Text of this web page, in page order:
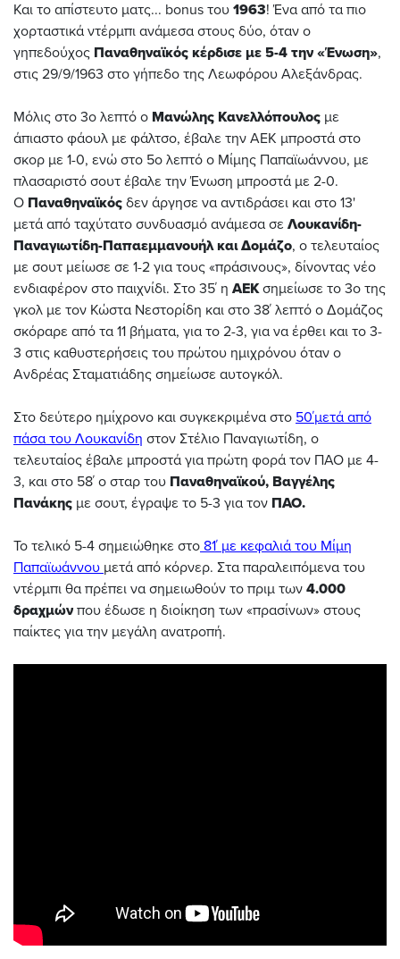
Και το απίστευτο ματς... bonus του 1963! Ένα από τα πιο
χορταστικά ντέρμπι ανάμεσα στους δύο, όταν ο
γηπεδούχος Παναθηναϊκός κέρδισε με 5-4 την «Ένωση»,
στις 29/9/1963 στο γήπεδο της Λεωφόρου Αλεξάνδρας.
Μόλις στο 3ο λεπτό ο Μανώλης Κανελλόπουλος με
άπιαστο φάουλ με φάλτσο, έβαλε την ΑΕΚ μπροστά στο
σκορ με 1-0, ενώ στο 5ο λεπτό ο Μίμης Παπαϊωάννου, με
πλασαριστό σουτ έβαλε την Ένωση μπροστά με 2-0.
Ο Παναθηναϊκός δεν άργησε να αντιδράσει και στο 13'
μετά από ταχύτατο συνδυασμό ανάμεσα σε Λουκανίδη-
Παναγιωτίδη-Παπαεμμανουήλ και Δομάζο, ο τελευταίος
με σουτ μείωσε σε 1-2 για τους «πράσινους», δίνοντας νέο
ενδιαφέρον στο παιχνίδι. Στο 35΄ η ΑΕΚσημείωσε το 3ο της
γκολ με τον Κώστα Νεστορίδη και στο 38΄ λεπτό ο Δομάζος
σκόραρε από τα 11 βήματα, για το 2-3, για να έρθει και το 3-
3 στις καθυστερήσεις του πρώτου ημιχρόνου όταν ο
Ανδρέας Σταματιάδης σημείωσε αυτογκόλ.
Στο δεύτερο ημίχρονο και συγκεκριμένα στο 50΄μετά από
πάσα του Λουκανίδη στον Στέλιο Παναγιωτίδη, ο
τελευταίος έβαλε μπροστά για πρώτη φορά τον ΠΑΟ με 4-
3, και στο 58΄ ο σταρ του Παναθηναϊκού, Βαγγέλης
Πανάκης με σουτ, έγραψε το 5-3 για τον ΠΑΟ.
Το τελικό 5-4 σημειώθηκε στο 81΄ με κεφαλιά του Μίμη
Παπαϊωάννου μετά από κόρνερ. Στα παραλειπόμενα του
ντέρμπι θα πρέπει να σημειωθούν το πριμ των 4.000
δραχμών που έδωσε η διοίκηση των «πρασίνων» στους
παίκτες για την μεγάλη ανατροπή.